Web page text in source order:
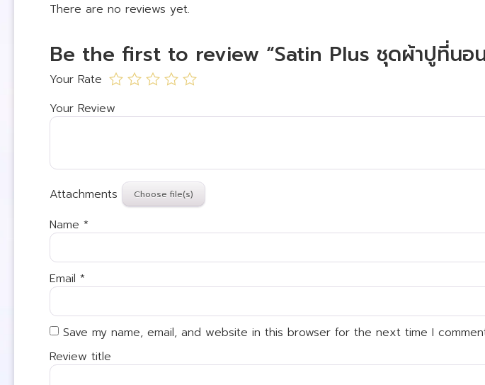
There are no reviews yet.
Be the first to review “Satin Plus ชุดผ้าปูที่นอน
Your Rate
Your Review
Attachments
Name *
Email *
Save my name, email, and website in this browser for the next time I
Review title